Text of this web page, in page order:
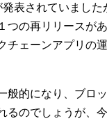
表されていました
つの再リリースが
チェーンアプリの
般的になり、ブロ
るのでしょうが、